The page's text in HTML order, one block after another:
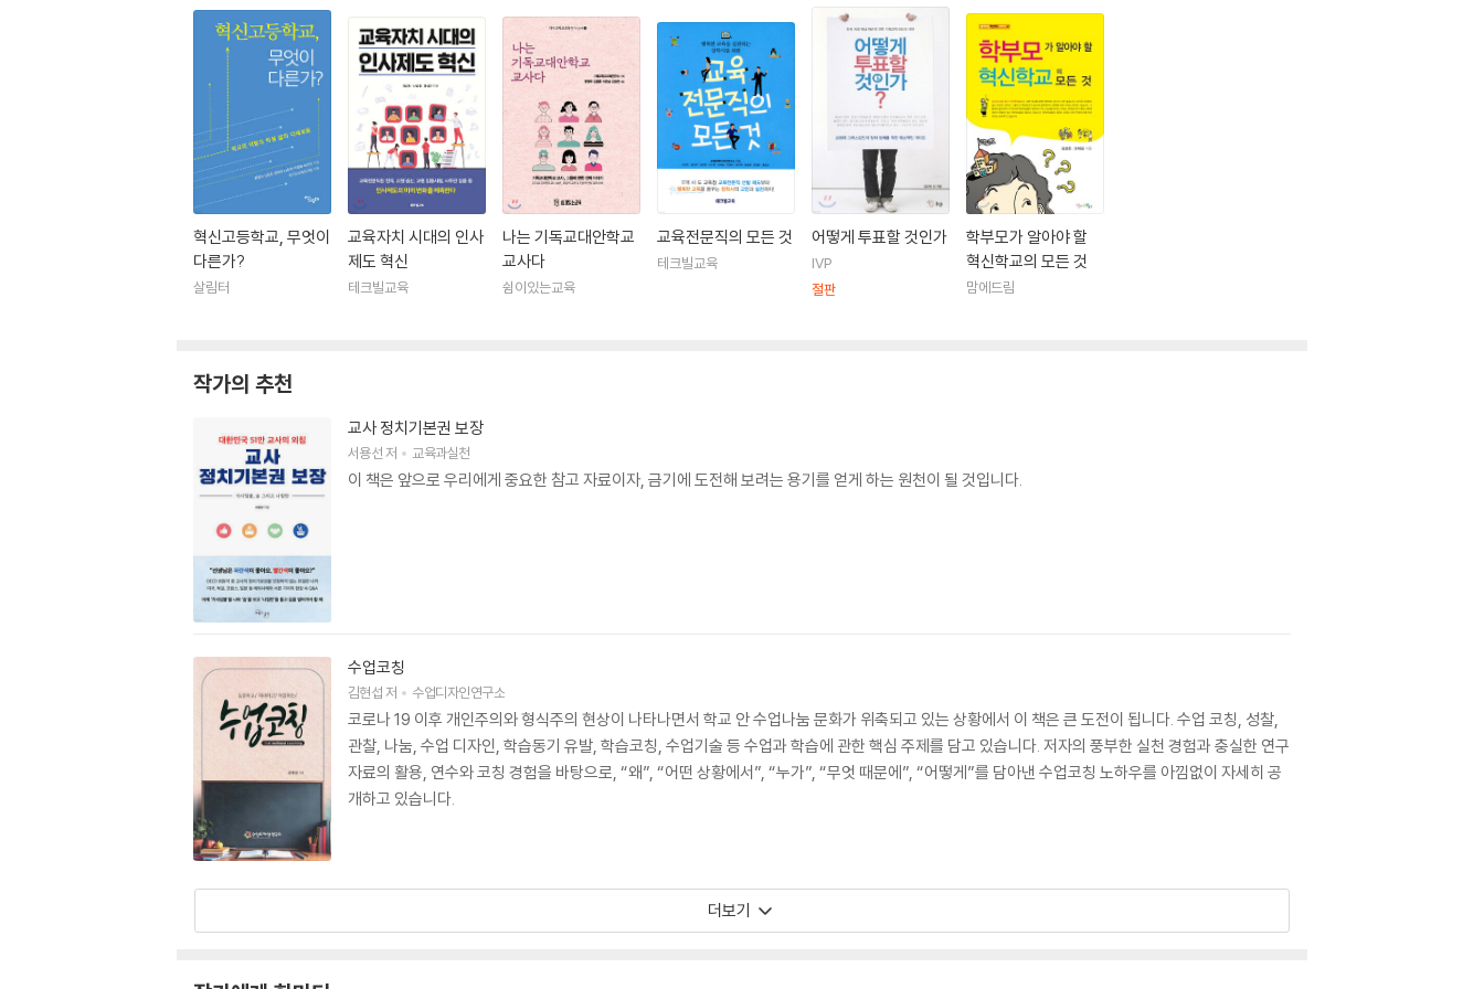
혁신고등학교, 무엇이
다른가?
살림터
교육자치 시대의 인사
제도 혁신
테크빌교육
나는 기독교대안학교
교사다
쉼이있는교육
교육전문직의 모든 것
테크빌교육
어떻게 투표할 것인가
IVP
절판
학부모가 알아야 할
혁신학교의 모든 것
맘에드림
작가의 추천
교사 정치기본권 보장
서용선저 교육과실천
이 책은 앞으로 우리에게 중요한 참고 자료이자, 금기에 도전해 보려는 용기를 얻게 하는 원천이 될 것입니다.
수업코칭
김현섭저 수업디자인연구소
코로나 19 이후 개인주의와 형식주의 현상이 나타나면서 학교 안 수업나눔 문화가 위축되고 있는 상황에서 이 책은 큰 도전이 됩니다. 수업 코칭, 성찰,
관찰, 나눔, 수업 디자인, 학습동기 유발, 학습코칭, 수업기술 등 수업과 학습에 관한 핵심 주제를 담고 있습니다. 저자의 풍부한 실천 경험과 충실한 연구
자료의 활용, 연수와 코칭 경험을 바탕으로, “왜”, “어떤 상황에서”, “누가”, “무엇 때문에”, “어떻게”를 담아낸 수업코칭 노하우를 아낌없이 자세히 공
개하고 있습니다.
더보기